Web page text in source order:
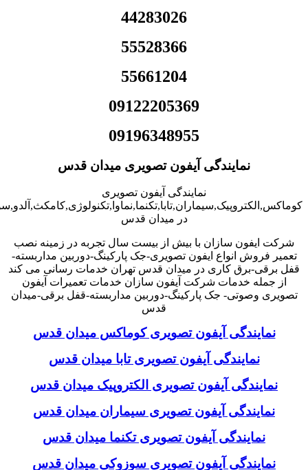
44283026
55528366
55661204
09122205369
09196348955
نمایندگی آیفون تصویری میدان قدس
نمایندگی آیفون تصویری
در میدان قدس
شرکت ایفون سازان با بیش از بیست سال تجربه در زمینه نصب
تعمیر فروش انواع ایفون تصویری-جک پارکینگ-دوربین مداربسته-
قفل برقی-برق کاری در میدان قدس تهران خدمات رسانی می کند
از جمله خدمات شرکت آیفون سازان خدمات تعمیرات آیفون
تصویری وصوتی- جک پارکینگ-دوربین مداربسته-قفل برقی-میدان
قدس
نمایندگی آیفون تصویری کوماکس میدان قدس
نمایندگی آیفون تصویری تابا میدان قدس
نمایندگی آیفون تصویری الکتروپیک میدان قدس
نمایندگی آیفون تصویری سیماران میدان قدس
نمایندگی آیفون تصویری تکنما میدان قدس
نمایندگی آیفون تصویری سوزوکی میدان قدس